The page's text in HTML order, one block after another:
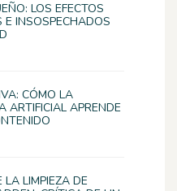
LOS EFECTOS
E INSOSPECHADOS
CÓMO LA
ARTIFICIAL APRENDE
LA LIMPIEZA DE